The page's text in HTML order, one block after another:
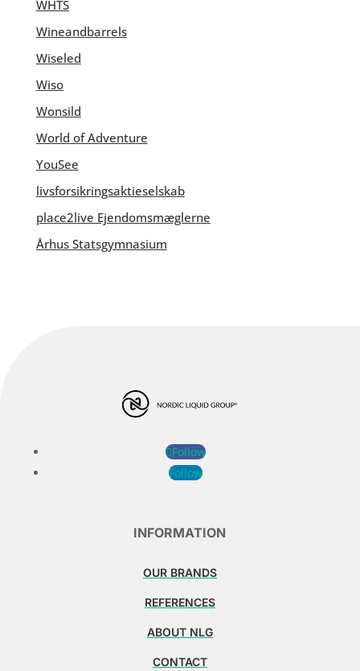
WHTS
Wineandbarrels
Wiseled
Wiso
Wonsild
World of Adventure
YouSee
livsforsikringsaktieselskab
place2live Ejendomsmæglerne
Århus Statsgymnasium
Follow
Follow
INFORMATION
OUR BRANDS
REFERENCES
ABOUT NLG
CONTACT